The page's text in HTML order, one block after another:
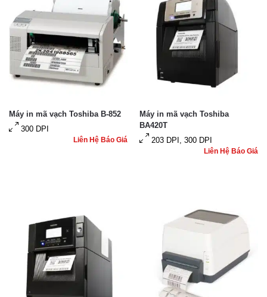
Máy in mã vạch Toshiba B-852
300 DPI
Liên Hệ Báo Giá
Máy in mã vạch Toshiba
BA420T
203 DPI, 300 DPI
Liên Hệ Báo Giá